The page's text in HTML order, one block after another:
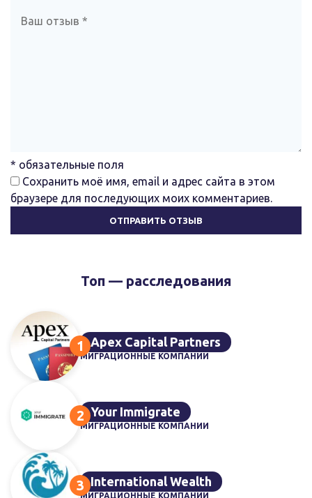
* обязательные поля
Сохранить моё имя, email и адрес сайта в этом
браузере для последующих моих комментариев.
Топ — расследования
Apex Capital Partners
МИГРАЦИОННЫЕ КОМПАНИИ
Your Immigrate
МИГРАЦИОННЫЕ КОМПАНИИ
International Wealth
МИГРАЦИОННЫЕ КОМПАНИИ